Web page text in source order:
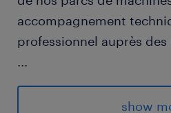
accompagnement
professionnel auprès
...
- Analyse Logicielle &
anomalies, identifiershow